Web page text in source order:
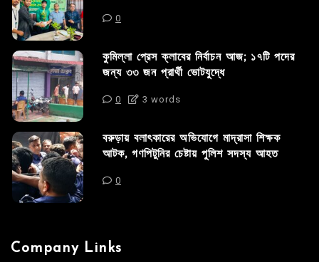
0
কুমিল্লা প্রেস ক্লাবের নির্বাচন আজ; ১৭টি পদের
জন্য ৩৩ জন প্রার্থী ভোটযুদ্ধে
0 3 words
বরুড়ায় বলাৎকারের অভিযোগে মাদ্রাসা শিক্ষক
আটক, গণপিটুনির চেষ্টায় পুলিশ সদস্য আহত
0
Company Links